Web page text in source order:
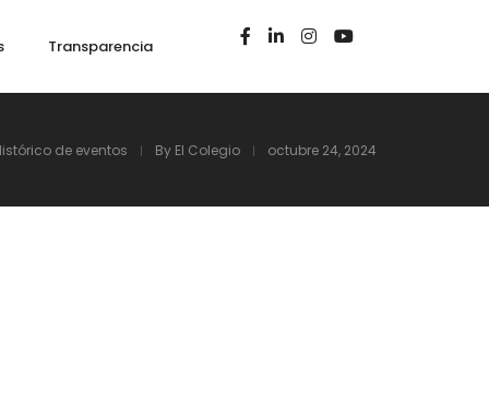
Transparencia
de eventos By El Colegio octubre 24, 2024